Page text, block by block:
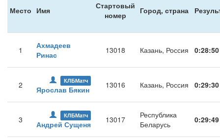
Место Имя
Стартовый
номер
Город, страна
1
Ахмадеев
Ринас
13018 Казань, Россия 0:28:50
2 КЛБМатч
Ярослав Бякин 13016 Казань, Россия 0:29:30
3 КЛБМатч
Андрей Сущеня 13017
Республика
Беларусь
0:29:49